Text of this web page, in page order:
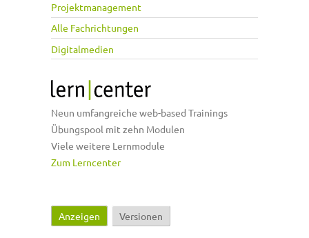
Projektmanagement
Alle Fachrichtungen
Digitalmedien
Neun umfangreiche web-based Trainings
Übungspool mit zehn Modulen
Viele weitere Lernmodule
Zum Lerncenter
Haupt-Reiter
Anzeigen (aktiver Reiter)
Versionen